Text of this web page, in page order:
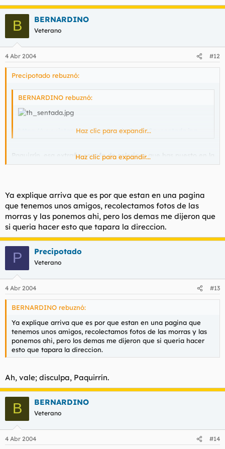
B BERNARDINO
Veterano
4 Abr 2004 #12
Precipotado rebuznó:
BERNARDINO rebuznó:
https://www.jotapeges.com/im.php?g=4/&n=sentada.jpg
Haz clic para expandir...
Paquirrín, esa extraña cenefa de colorines que has puesto en la
parte inferior de la foto... no será para tapar un copyright o la
Haz clic para expandir...
Ya explique arriva que es por que estan en una pagina
que tenemos unos amigos, recolectamos fotos de las
morras y las ponemos ahi, pero los demas me dijeron que
si queria hacer esto que tapara la direccion.
P Precipotado
Veterano
4 Abr 2004 #13
BERNARDINO rebuznó:
Ya explique arriva que es por que estan en una pagina que
tenemos unos amigos, recolectamos fotos de las morras y las
ponemos ahi, pero los demas me dijeron que si queria hacer
esto que tapara la direccion.
Ah, vale; disculpa, Paquirrín.
B BERNARDINO
Veterano
4 Abr 2004 #14